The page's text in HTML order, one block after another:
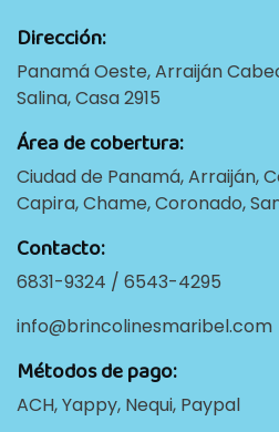
Dirección:
Panamá Oeste, Arraiján
Salina, Casa 2915
Área de cobertura:
Ciudad de Panamá, Arraiján,
Capira, Chame, Coronado,
Contacto:
6831-9324 / 6543-4295
info@brincolinesmaribel.com
Métodos de pago:
ACH, Yappy, Nequi, Paypal